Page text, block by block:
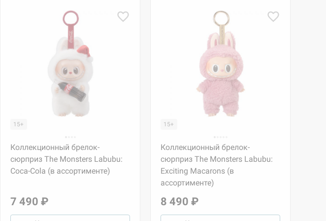
15+
Коллекционный брелок-
сюрприз The Monsters Labubu:
Coca-Cola (в ассортименте)
7 490 ₽
15+
Коллекционный брелок-
сюрприз The Monsters Labubu:
Exciting Macarons (в
ассортименте)
8 490 ₽